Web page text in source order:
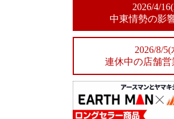
2026/4/16(
中東情勢の影
2026/8/5(
連休中の店舗営